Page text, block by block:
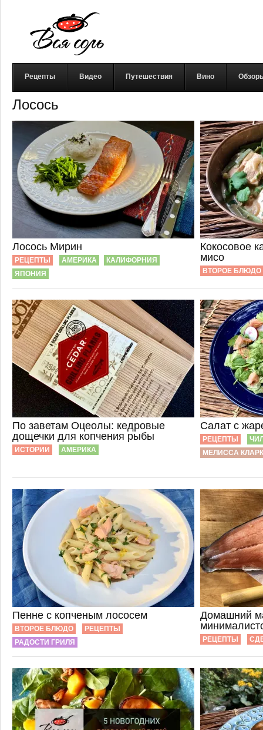
Рецепты Видео Путешествия Вино
Лосось
Лосось Мирин
РЕЦЕПТЫ АМЕРИКА
КАЛИФОРНИЯ
ЯПОНИЯ
Кокосовое
мисо
ВТОРОЕ БЛЮДО
По заветам Оцеолы: кедровые
дощечки для копчения рыбы
ИСТОРИИ АМЕРИКА
Салат с
РЕЦЕПТЫ
МЕЛИССА КЛАРК
Пенне с копченым лососем
ВТОРОЕ БЛЮДО
РЕЦЕПТЫ
РАДОСТИ ГРИЛЯ
Домашний
РЕЦЕПТЫ